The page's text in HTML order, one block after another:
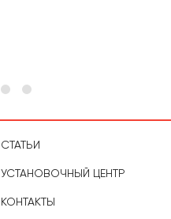
СТАТЬИ
УСТАНОВОЧНЫЙ ЦЕНТР
КОНТАКТЫ